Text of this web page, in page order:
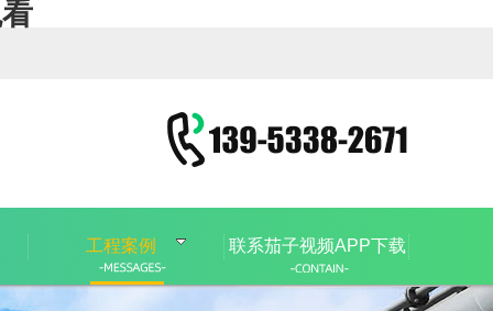
工程案例 联系茄子视频APP下载